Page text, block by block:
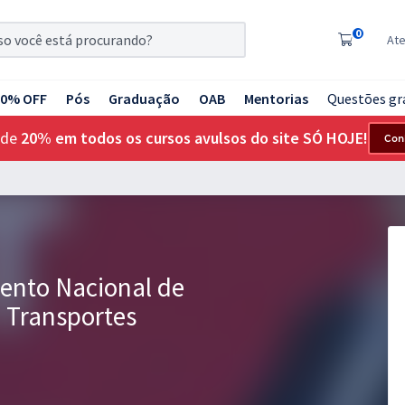
0
OFF Pós Graduação OAB Mentorias Questões
20% em todos os cursos avulsos do site SÓ HOJE!
Nacional de